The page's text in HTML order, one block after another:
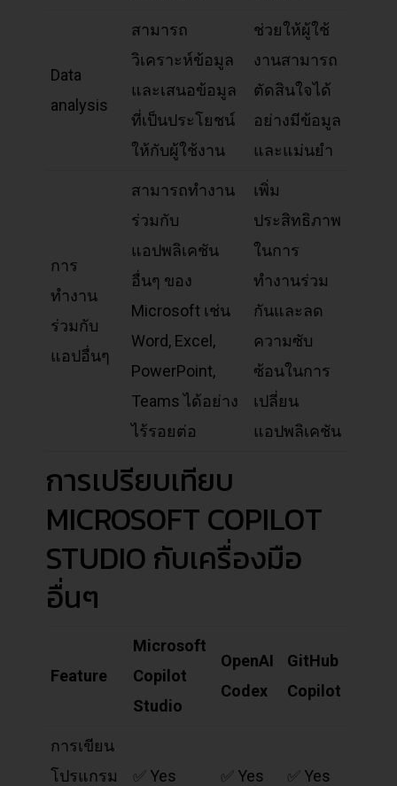
Data
analysis
สามารถ
วิเคราะห์ข้อมูล
และเสนอข้อมูล
ที่เป็นประโยชน์
ให้กับผู้ใช้งาน
ช่วยให้ผู้ใช้
งานสามารถ
ตัดสินใจได้
อย่างมีข้อมูล
และแม่นยำ
การ
ทำงาน
ร่วมกับ
แอปอื่นๆ
สามารถทำงาน
ร่วมกับ
แอปพลิเคชัน
อื่นๆ ของ
Microsoft เช่น
Word, Excel,
PowerPoint,
Teams ได้อย่าง
ไร้รอยต่อ
เพิ่ม
ประสิทธิภาพ
ในการ
ทำงานร่วม
กันและลด
ความซับ
ซ้อนในการ
เปลี่ยน
แอปพลิเคชัน
การเปรียบเทียบ
MICROSOFT COPILOT
STUDIO กับเครื่องมือ
อื่นๆ
Feature
Microsoft
Copilot
Studio
OpenAI
Codex
GitHub
Copilot
การเขียน
โปรแกรม
✅ Yes ✅ Yes ✅ Yes